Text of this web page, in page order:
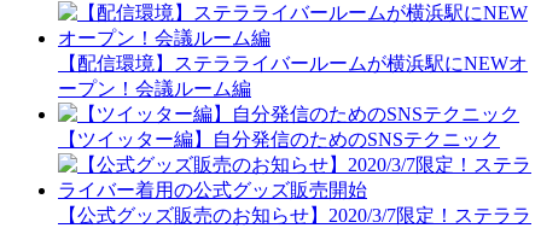
【配信環境】ステラライバールームが横浜駅にNEWオ
ープン！会議ルーム編
【ツイッター編】自分発信のためのSNSテクニック
【公式グッズ販売のお知らせ】2020/3/7限定！ステララ